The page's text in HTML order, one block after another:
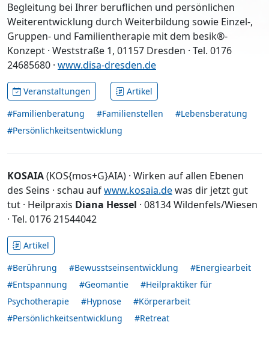
Begleitung bei Ihrer beruflichen und persönlichen
Weiterentwicklung durch Weiterbildung sowie Einzel-,
Gruppen- und Familientherapie mit dem besik®-
Konzept · Weststraße 1, 01157 Dresden · Tel. 0176
24685680 · www.disa-dresden.de
Veranstaltungen
Artikel
#Familienberatung
#Familienstellen
#Lebensberatung
#Persönlichkeitsentwicklung
KOSAIA(KOS{mos+G}AIA) · Wirken auf allen Ebenen
des Seins · schau aufwww.kosaia.dewas dir jetzt gut
tut · Heilpraxis Diana Hessel · 08134 Wildenfels/Wiesen
· Tel. 0176 21544042
Artikel
#Berührung
#Bewusstseinsentwicklung
#Energiearbeit
#Entspannung
#Geomantie
#Heilpraktiker für
Psychotherapie
#Hypnose
#Körperarbeit
#Persönlichkeitsentwicklung
#Retreat